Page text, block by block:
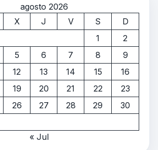
agosto 2026
X J V S
D
1
2
5 6 7 8
9
12 13 14 15
16
19 20 21 22
23
26 27 28 29
30
« Jul